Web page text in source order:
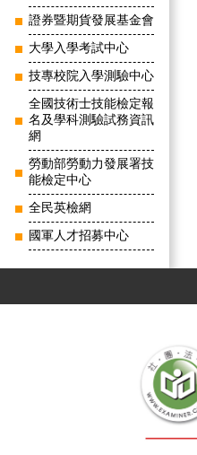
證券暨期貨發展基金會
大學入學考試中心
技專校院入學測驗中心
全國技術士技能檢定報
名及學科測驗試務資訊
網
勞動部勞動力發展署技
能檢定中心
全民英檢網
國軍人才招募中心